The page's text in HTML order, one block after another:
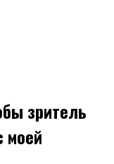
зритель
моей